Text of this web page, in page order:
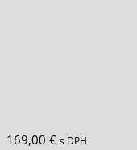
169,00 € s DPH